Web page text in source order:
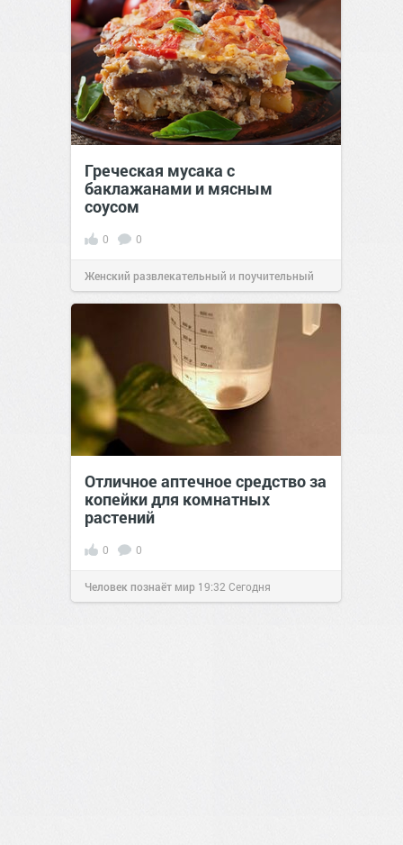
Греческая мусака с
баклажанами и мясным
соусом
0 0
Женский развлекательный и поучительный
сайт.21:33Сегодня
Отличное аптечное средство за
копейки для комнатных
растений
0 0
Человек познаёт мир 19:32 Сегодня